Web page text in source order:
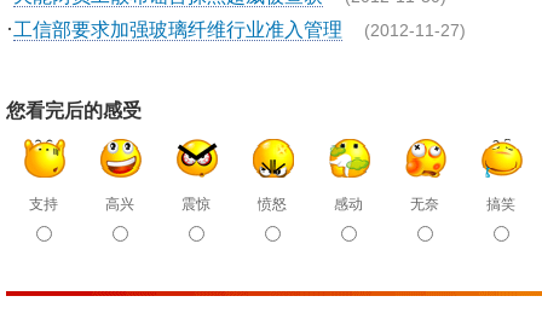
·工信部要求加强玻璃纤维行业准入管理 (2012-11-27)
您看完后的感受
支持 高兴 震惊 愤怒 感动 无奈 搞笑